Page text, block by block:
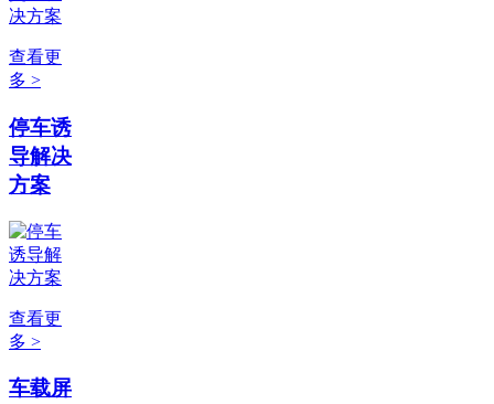
查看更
多 >
停车诱
导解决
方案
查看更
多 >
车载屏